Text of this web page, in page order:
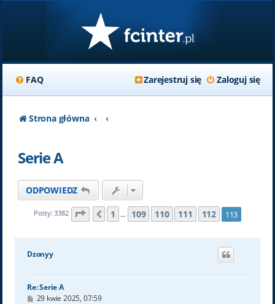
FAQ Zaloguj się
Zarejestruj się
Strona główna
Serie A
ODPOWIEDZ
Posty: 3382 Strona 113 z113
Poprzednia
1 … 109 110 111 112 113
Dzonyy
Re: Serie A
P29 kwie 2025, 07:59